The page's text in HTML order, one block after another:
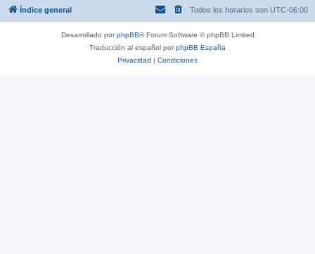
Índice general Todos los horarios son UTC-06:00
Desarrollado porphpBB® Forum Software © phpBB Limited
Traducción al español porphpBB España
Privacidad | Condiciones